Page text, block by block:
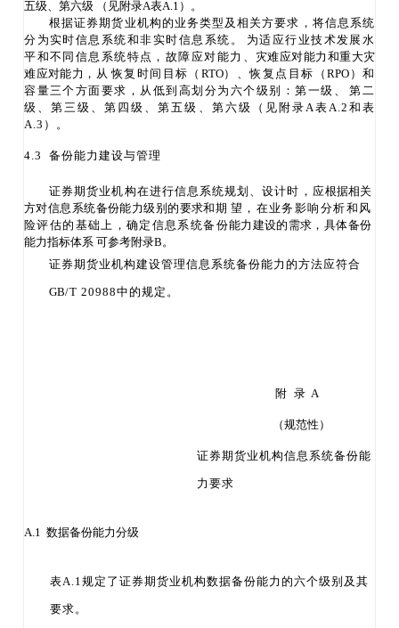
五级、第六级 （见附录A表A.1）。
根据证券期货业机构的业务类型及相关方要求，将信息系统
分为实时信息系统和非实时信息系统。
为适应行业技术发展水
平和不同信息系统特点，故障应对能力、 灾难应对能力和重大灾
难应对能力，从 恢复时间目标（ RTO）、恢复点目标（RPO ）和
容量三个方面要求，从 低到高划分为六个级别：第一级、
第二
级、第三级、第四级、第五级、第六级（见附录A表A.2和表
A.3）。
4.3 备份能力建设与管理
证券期货业机构在进行信息系统规划、设计时，应根据相关
方对信息系统备份能力级别的要求和期 望，在业务影响分析和风
险评估的基础上，确定信息系统备份能力建设的需求，具体备份
能力指标体系 可参考附录B。
证券期货业机构建设管理信息系统备份能力的方法应符合
GB/T 20988中的规定。
附 录 A
（规范性）
证券期货业机构信息系统备份能
力要求
A.1 数据备份能力分级
表A.1规定了证券期货业机构数据备份能力的六个级别及其
要求。